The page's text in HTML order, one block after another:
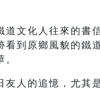
文化人往來的書
到原鄉風貌的鐵
人的追憶，尤其